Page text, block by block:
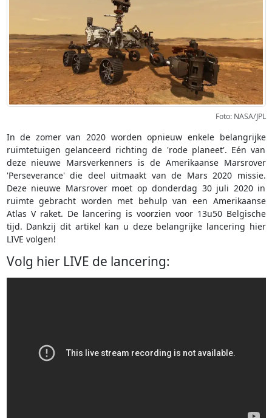
Foto: NASA/JPL
In de zomer van 2020 worden opnieuw enkele belangrijke
ruimtetuigen gelanceerd richting de 'rode planeet'. Eén van
deze nieuwe Marsverkenners is de Amerikaanse Marsrover
'Perseverance' die deel uitmaakt van de Mars 2020 missie.
Deze nieuwe Marsrover moet op donderdag 30 juli 2020 in
ruimte gebracht worden met behulp van een Amerikaanse
Atlas V raket. De lancering is voorzien voor 13u50 Belgische
tijd. Dankzij dit artikel kan u deze belangrijke lancering hier
LIVE volgen!
Volg hier LIVE de lancering: